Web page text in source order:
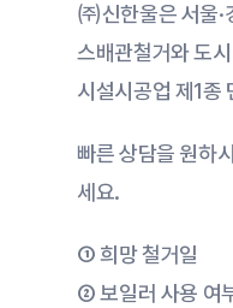
㈜신한울은 서울·
스배관철거와 도
시설시공업 제1종
빠른 상담을 원하
세요.
① 희망 철거일
② 보일러 사용 여